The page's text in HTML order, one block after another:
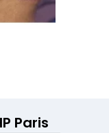
Paris